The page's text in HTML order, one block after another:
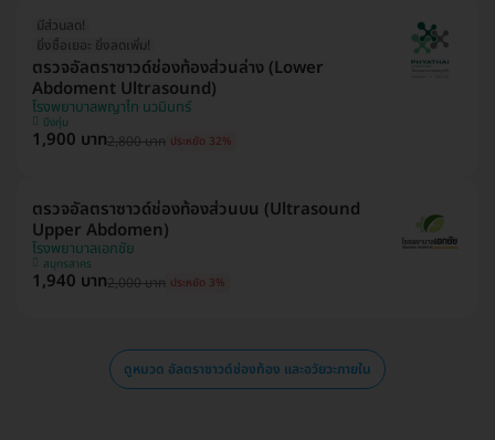
มีส่วนลด!
ยิ่งซื้อเยอะ ยิ่งลดเพิ่ม!
ตรวจอัลตราซาวด์ช่องท้องส่วนล่าง (Lower
Abdoment Ultrasound)
โรงพยาบาลพญาไท นวมินทร์
บึงกุ่ม
1,900 บาท2,800 บาท ประหยัด 32%
ตรวจอัลตราซาวด์ช่องท้องส่วนบน (Ultrasound
Upper Abdomen)
โรงพยาบาลเอกชัย
สมุทรสาคร
1,940 บาท2,000 บาท ประหยัด 3%
ดูหมวด อัลตราซาวด์ช่องท้อง และอวัยวะภายใน